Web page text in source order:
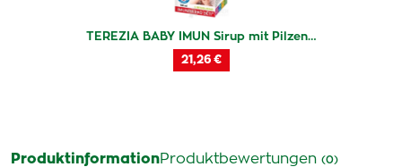
TEREZIA BABY IMUN Sirup mit Pilzen…
21,26 €
ProduktinformationProduktbewertungen (0)